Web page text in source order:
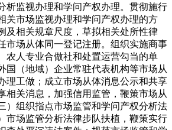
监视办理和学问产权办理。贯彻施行
关市场监视办理和学问产权办理的方
及相关规章尺度，草拟相关处所性律
市场从体同一登记注册。组织实施商事
农人专业合做社和处置运营勾当的单
国（地域）企业常驻代表机构等市场从
理工做；成立市场从体消息公示和共享
相关消息，加强信用监管，鞭策市场从
）组织指点市场监管和学问产权分析法
市场监管分析法律步队扶植，鞭策实行